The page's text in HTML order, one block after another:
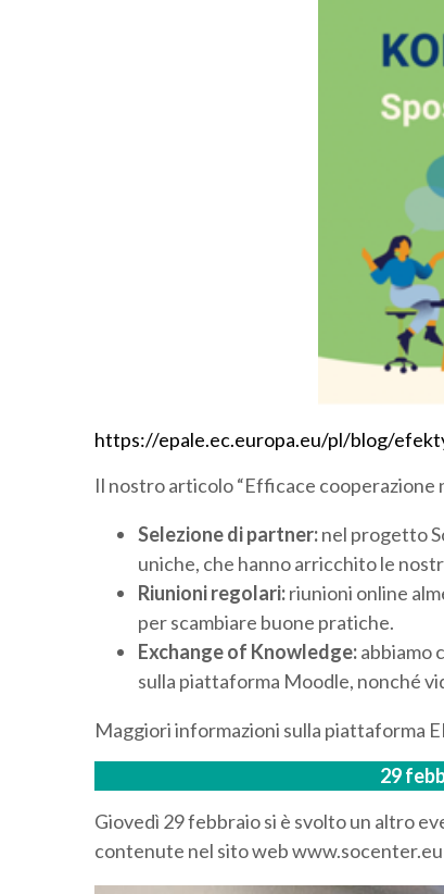
https://epale.ec.europa.eu/pl/blog/
Il nostro articolo “Efficace cooperazione
Selezione di partner:nel progetto
uniche, che hanno arricchito le
Riunioni regolari:riunioni online
per scambiare buone pratiche.
Exchange of Knowledge:abbiamo
sulla piattaforma Moodle, nonché
Maggiori informazioni sulla piattaforma
29
Giovedì 29 febbraio si è svolto un altro
contenute nel sito web